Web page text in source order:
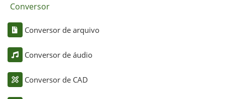
Conversor
Conversor de arquivo
Conversor de áudio
Conversor de CAD